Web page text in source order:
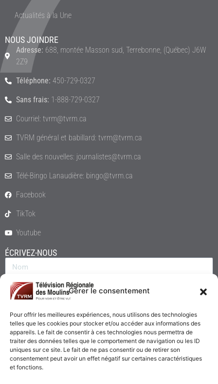
Gérer le consentement
Pour offrir les meilleures expériences, nous utilisons des technologies
telles que les cookies pour stocker et/ou accéder aux informations des
appareils. Le fait de consentir à ces technologies nous permettra de
traiter des données telles que le comportement de navigation ou les ID
uniques sur ce site. Le fait de ne pas consentir ou de retirer son
consentement peut avoir un effet négatif sur certaines caractéristiques
et fonctions.
Actualités à la Une
NOUS JOINDRE
Adresse: 688, montée Masson sud, Terrebonne, (Québec) J6W
2Z9
Téléphone: 450-729-0327
Sans frais: 1-888-729-0327
Courriel: tvrm@tvrm.ca
TVRM général et babillard: tvrm@tvrm.ca
Salle des nouvelles: journalistes@tvrm.ca
Télé-Bingo Lanaudière: bingo@tvrm.ca
Facebook
TikTok
Youtube
ÉCRIVEZ-NOUS